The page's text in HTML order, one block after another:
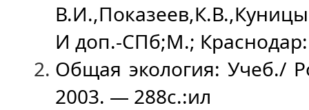
И доп.-СПб;М.;
Общая экология: Учеб./
2003. — 288с.:ил